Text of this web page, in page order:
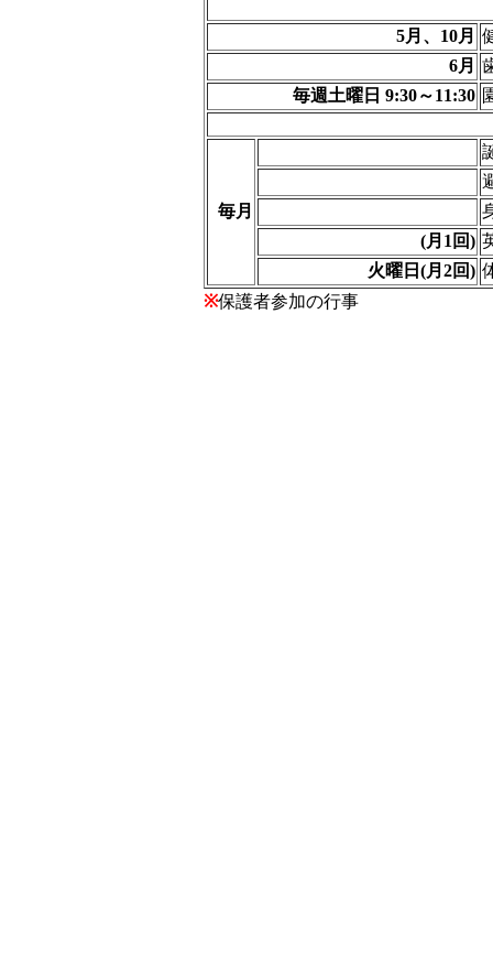
5月、10月
6月
毎週土曜日 9:30～11:30
毎月
(月1回)
火曜日(月2回)
※保護者参加の行事